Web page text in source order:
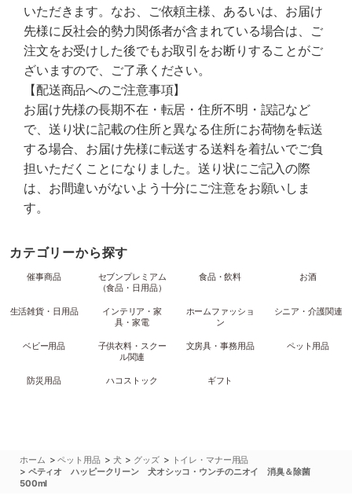
いただきます。なお、ご依頼主様、あるいは、お届け
先様に反社会的勢力関係者が含まれている場合は、ご
注文をお受けした後でもお取引をお断りすることがご
ざいますので、ご了承ください。
【配送商品へのご注意事項】
お届け先様の長期不在・転居・住所不明・誤記など
で、送り状に記載の住所と異なる住所にお荷物を転送
する場合、お届け先様に転送する送料を着払いでご負
担いただくことになりました。送り状にご記入の際
は、お間違いがないよう十分にご注意をお願いしま
す。
カテゴリーから探す
催事商品
セブンプレミアム
（食品・日用品）
食品・飲料 お酒
生活雑貨・日用品
インテリア・家
具・家電
ホームファッショ
ン
シニア・介護関連
ベビー用品
子供衣料・スクー
ル関連
文房具・事務用品 ペット用品
防災用品 ハコストック ギフト
ホーム >ペット用品 > 犬 > グッズ > トイレ・マナー用品
> ペティオ ハッピークリーン 犬オシッコ・ウンチのニオイ 消臭＆除菌
500ml